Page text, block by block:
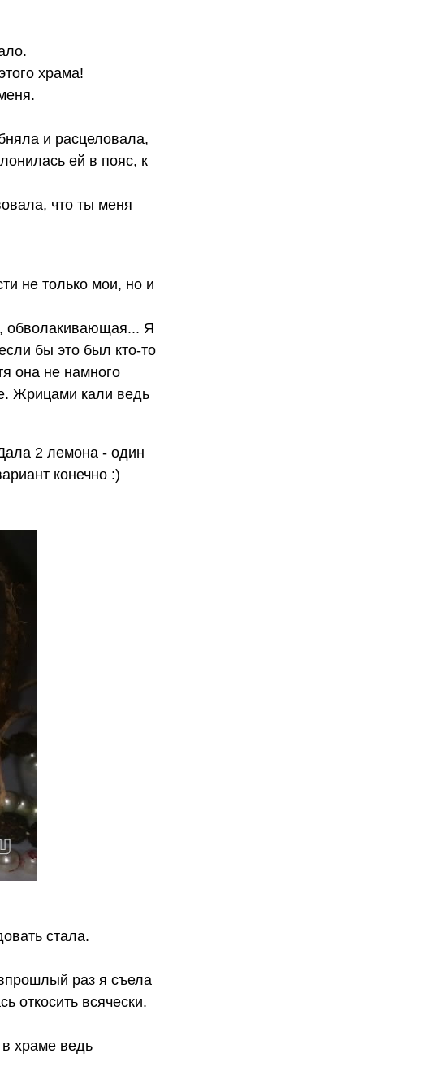
храма!
и расцеловала,
ей в пояс, к
что ты меня
не только мои, но и
обволакивающая... Я
бы это был кто-то
она не намного
Жрицами кали ведь
2 лемона - один
конечно :)
стала.
раз я съела
откосить всячески.
храме ведь